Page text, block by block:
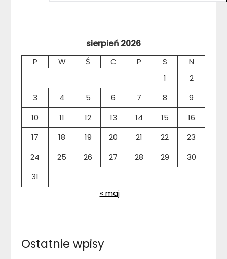
sierpień 2026
P W Ś C P S
N
1
2
3
4 5 6 7 8
9
10
11 12 13 14 15
16
17
18 19 20 21 22
23
24
25 26 27 28 29
30
31
« maj
Ostatnie wpisy